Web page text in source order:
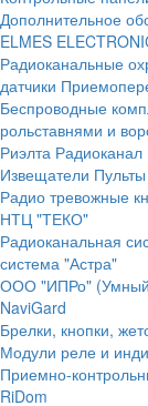
Дополнительное
ELMES
Радиоканальные
датчики
Беспроводные
рольставнями и
Риэлта Радиоканал
Извещатели
Радио тревожные
НТЦ "ТЕКО"
Радиоканальная
система "Астра"
ООО "ИПРо" (Умный
NaviGard
Брелки, кнопки,
Модули реле и
Приемно-
RiDom